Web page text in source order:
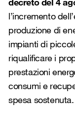
l’incremento
produzione di
impianti di
riqualificare i
prestazioni
consumi e
spesa sostenuta.